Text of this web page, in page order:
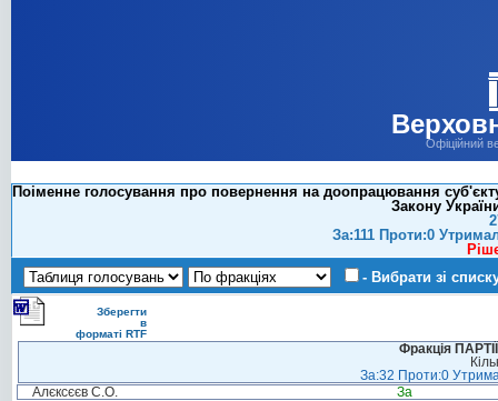
Офіційний
Поіменне голосування про повернення на доопрацювання
Закону
За:111 Проти:0
- Вибрати зі
Зберегти
в
форматі RTF
Фракція
За:32 Проти:0
Алєксєєв С.О.
За